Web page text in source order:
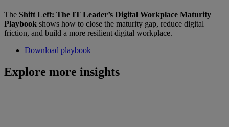
The Shift Left: The IT Leader’s Digital Workplace Maturity
Playbook shows how to close the maturity gap, reduce digital
friction, and build a more resilient digital workplace.
Download playbook
Explore more insights